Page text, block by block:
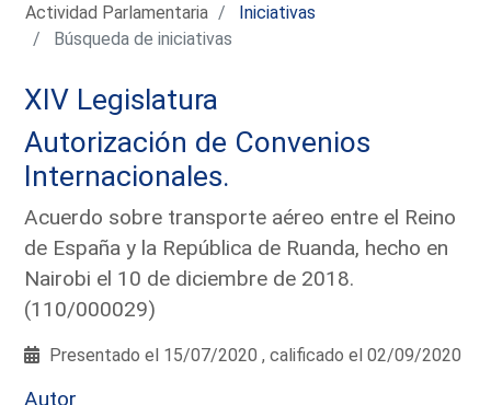
Actividad Parlamentaria
Iniciativas
Búsqueda de iniciativas
XIV Legislatura
Autorización de Convenios
Internacionales.
Acuerdo sobre transporte aéreo entre el Reino
de España y la República de Ruanda, hecho en
Nairobi el 10 de diciembre de 2018.
(110/000029)
Presentado el 15/07/2020 , calificado el 02/09/2020
Autor